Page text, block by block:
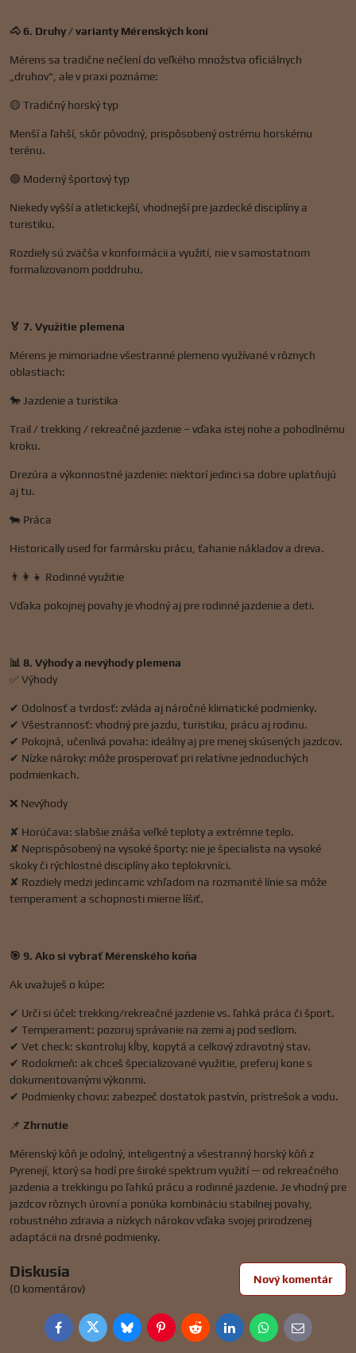
🐴 6. Druhy / varianty Mérenských koní
Mérens sa tradične nečlení do veľkého množstva oficiálnych
„druhov", ale v praxi poznáme:
🟡 Tradičný horský typ
Menší a ľahší, skôr pôvodný, prispôsobený ostrému horskému
terénu.
🟢 Moderný športový typ
Niekedy vyšší a atletickejší, vhodnejší pre jazdecké disciplíny a
turistiku.
Rozdiely sú zväčša v konformácii a využití, nie v samostatnom
formalizovanom poddruhu.
🏅 7. Využitie plemena
Mérens je mimoriadne všestranné plemeno využívané v rôznych
oblastiach:
🐎 Jazdenie a turistika
Trail / trekking / rekreačné jazdenie – vďaka istej nohe a pohodlnému
kroku.
Drezúra a výkonnostné jazdenie: niektorí jedinci sa dobre uplatňujú
aj tu.
🐄 Práca
Historically used for farmársku prácu, ťahanie nákladov a dreva.
👨‍👩‍👧 Rodinné využitie
Vďaka pokojnej povahy je vhodný aj pre rodinné jazdenie a deti.
📊 8. Výhody a nevýhody plemena
✅ Výhody
✔ Odolnosť a tvrdosť: zvláda aj náročné klimatické podmienky.
✔ Všestrannosť: vhodný pre jazdu, turistiku, prácu aj rodinu.
✔ Pokojná, učenlivá povaha: ideálny aj pre menej skúsených jazdcov.
✔ Nízke nároky: môže prosperovať pri relatívne jednoduchých
podmienkach.
❌ Nevýhody
✘ Horúčava: slabšie znáša veľké teploty a extrémne teplo.
✘ Neprispôsobený na vysoké športy: nie je špecialista na vysoké
skoky či rýchlostné disciplíny ako teplokrvníci.
✘ Rozdiely medzi jedincami: vzhľadom na rozmanité línie sa môže
temperament a schopnosti mierne líšiť.
🎯 9. Ako si vybrať Mérenského koňa
Ak uvažuješ o kúpe:
✔ Urči si účel: trekking/rekreačné jazdenie vs. ľahká práca či šport.
✔ Temperament: pozoruj správanie na zemi aj pod sedlom.
✔ Vet check: skontroluj kĺby, kopytá a celkový zdravotný stav.
✔ Rodokmeň: ak chceš špecializované využitie, preferuj kone s
dokumentovanými výkonmi.
✔ Podmienky chovu: zabezpeč dostatok pastvín, prístrešok a vodu.
📌 Zhrnutie
Mérenský kôň je odolný, inteligentný a všestranný horský kôň z
Pyrenejí, ktorý sa hodí pre široké spektrum využití — od rekreačného
jazdenia a trekkingu po ľahkú prácu a rodinné jazdenie. Je vhodný pre
jazdcov rôznych úrovní a ponúka kombináciu stabilnej povahy,
robustného zdravia a nízkych nárokov vďaka svojej prirodzenej
adaptácii na drsné podmienky.
Diskusia
(0 komentárov)
Nový komentár
FacebookTwitterBlueskyPinterestRedditLinkedInWhatsApp
E-
mail